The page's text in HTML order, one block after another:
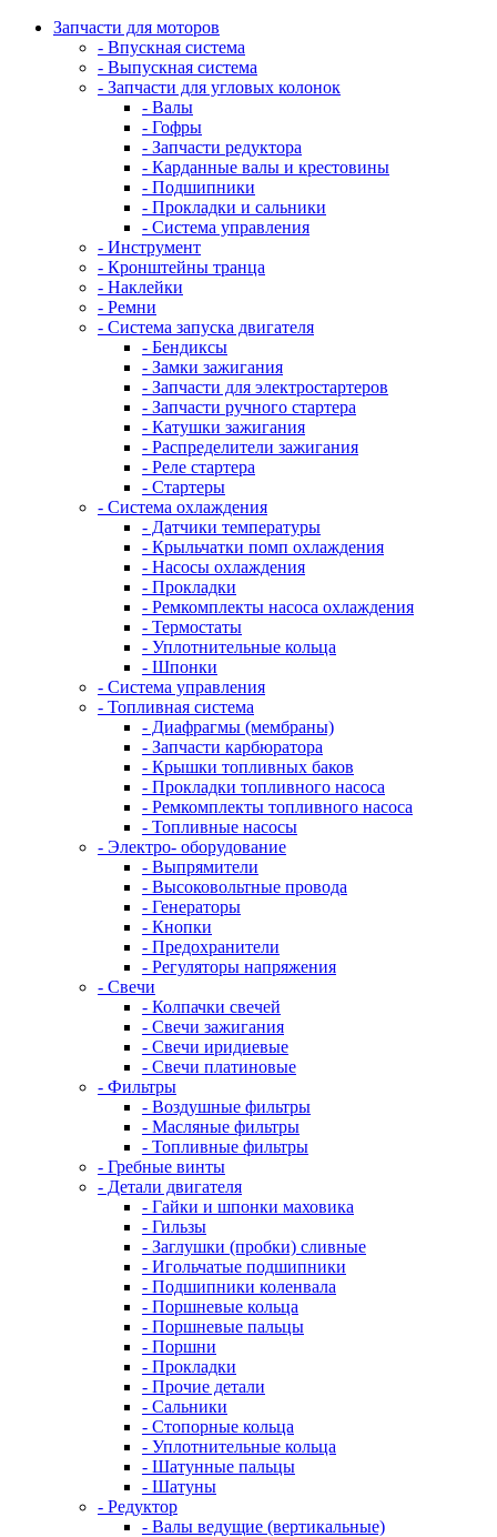
Запчасти для моторов
- Впускная система
- Выпускная система
- Запчасти для угловых колонок
- Валы
- Гофры
- Запчасти редуктора
- Карданные валы и крестовины
- Подшипники
- Прокладки и сальники
- Система управления
- Инструмент
- Кронштейны транца
- Наклейки
- Ремни
- Система запуска двигателя
- Бендиксы
- Замки зажигания
- Запчасти для электростартеров
- Запчасти ручного стартера
- Катушки зажигания
- Распределители зажигания
- Реле стартера
- Стартеры
- Система охлаждения
- Датчики температуры
- Крыльчатки помп охлаждения
- Насосы охлаждения
- Прокладки
- Ремкомплекты насоса охлаждения
- Термостаты
- Уплотнительные кольца
- Шпонки
- Система управления
- Топливная система
- Диафрагмы (мембраны)
- Запчасти карбюратора
- Крышки топливных баков
- Прокладки топливного насоса
- Ремкомплекты топливного насоса
- Топливные насосы
- Электро- оборудование
- Выпрямители
- Высоковольтные провода
- Генераторы
- Кнопки
- Предохранители
- Регуляторы напряжения
- Свечи
- Колпачки свечей
- Свечи зажигания
- Свечи иридиевые
- Свечи платиновые
- Фильтры
- Воздушные фильтры
- Масляные фильтры
- Топливные фильтры
- Гребные винты
- Детали двигателя
- Гайки и шпонки маховика
- Гильзы
- Заглушки (пробки) сливные
- Игольчатые подшипники
- Подшипники коленвала
- Поршневые кольца
- Поршневые пальцы
- Поршни
- Прокладки
- Прочие детали
- Сальники
- Стопорные кольца
- Уплотнительные кольца
- Шатунные пальцы
- Шатуны
- Редуктор
- Валы ведущие (вертикальные)